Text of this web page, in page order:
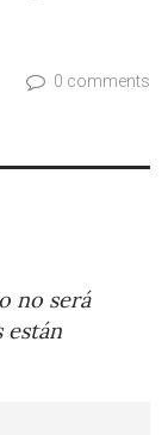
0 comments
no será
están